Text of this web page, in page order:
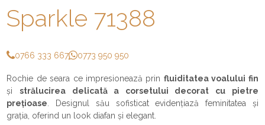
Sparkle 71388
0766 333 667 0773 950 950
Rochie de seara ce impresionează prin fluiditatea voalului fin
și strălucirea delicată a corsetului decorat cu pietre
prețioase . Designul său sofisticat evidențiază feminitatea și
grația, oferind un look diafan și elegant.